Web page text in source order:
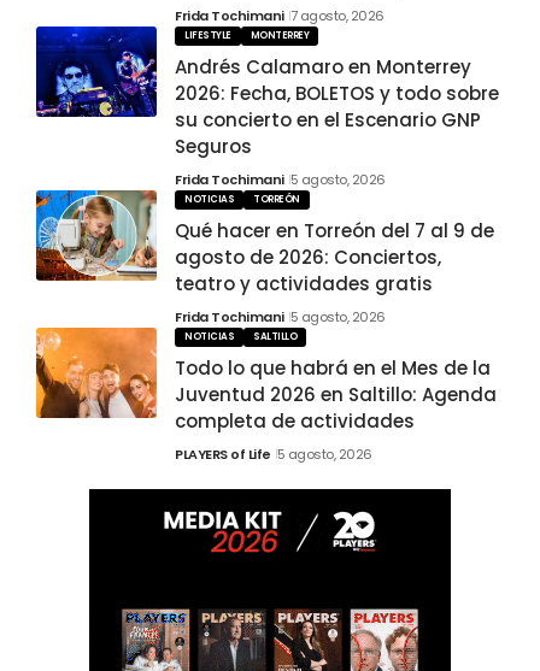
Frida Tochimani 7 agosto, 2026
LIFESTYLE MONTERREY
Andrés Calamaro en Monterrey
2026: Fecha, BOLETOS y todo sobre
su concierto en el Escenario GNP
Seguros
Frida Tochimani 5 agosto, 2026
NOTICIAS TORREÓN
Qué hacer en Torreón del 7 al 9 de
agosto de 2026: Conciertos,
teatro y actividades gratis
Frida Tochimani 5 agosto, 2026
NOTICIAS SALTILLO
Todo lo que habrá en el Mes de la
Juventud 2026 en Saltillo: Agenda
completa de actividades
PLAYERS of Life 5 agosto, 2026